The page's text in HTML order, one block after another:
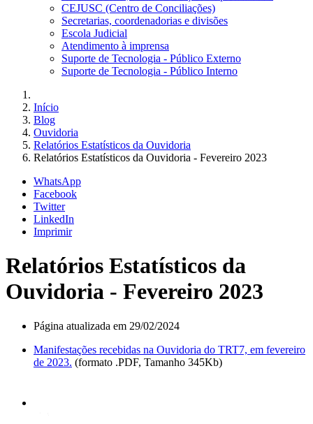
CEJUSC (Centro de Conciliações)
Secretarias, coordenadorias e divisões
Escola Judicial
Atendimento à imprensa
Suporte de Tecnologia - Público Externo
Suporte de Tecnologia - Público Interno
Início
Blog
Ouvidoria
Relatórios Estatísticos da Ouvidoria
Relatórios Estatísticos da Ouvidoria - Fevereiro 2023
WhatsApp
Facebook
Twitter
LinkedIn
Imprimir
Relatórios Estatísticos da
Ouvidoria - Fevereiro 2023
Página atualizada em 29/02/2024
Manifestações recebidas na Ouvidoria do TRT7, em fevereiro
de 2023. (formato .PDF, Tamanho 345Kb)